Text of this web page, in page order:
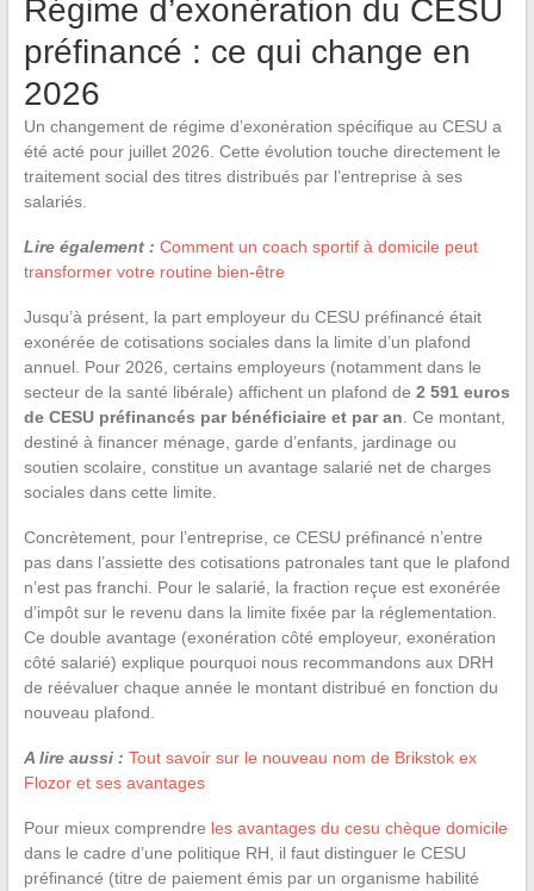
Régime d’exonération du CESU
préfinancé : ce qui change en
2026
Un changement de régime d’exonération spécifique au CESU a
été acté pour juillet 2026. Cette évolution touche directement le
traitement social des titres distribués par l’entreprise à ses
salariés.
Lire également : Comment un coach sportif à domicile peut
transformer votre routine bien-être
Jusqu’à présent, la part employeur du CESU préfinancé était
exonérée de cotisations sociales dans la limite d’un plafond
annuel. Pour 2026, certains employeurs (notamment dans le
secteur de la santé libérale) affichent un plafond de 2 591 euros
de CESU préfinancés par bénéficiaire et par an . Ce montant,
destiné à financer ménage, garde d’enfants, jardinage ou
soutien scolaire, constitue un avantage salarié net de charges
sociales dans cette limite.
Concrètement, pour l’entreprise, ce CESU préfinancé n’entre
pas dans l’assiette des cotisations patronales tant que le plafond
n’est pas franchi. Pour le salarié, la fraction reçue est exonérée
d’impôt sur le revenu dans la limite fixée par la réglementation.
Ce double avantage (exonération côté employeur, exonération
côté salarié) explique pourquoi nous recommandons aux DRH
de réévaluer chaque année le montant distribué en fonction du
nouveau plafond.
A lire aussi : Tout savoir sur le nouveau nom de Brikstok ex
Flozor et ses avantages
Pour mieux comprendre les avantages du cesu chèque domicile
dans le cadre d’une politique RH, il faut distinguer le CESU
préfinancé (titre de paiement émis par un organisme habilité